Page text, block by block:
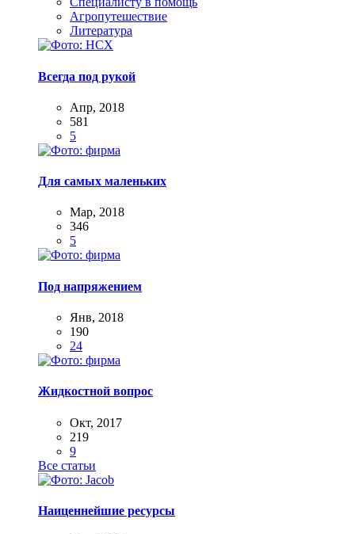
Агропутешествие
Литература
Всегда под рукой
Апр, 2018
581
5
Для самых маленьких
Мар, 2018
346
5
Под напряжением
Янв, 2018
190
24
Жидкостной вопрос
Окт, 2017
219
9
Все статьи
Наиценнейшие ресурсы